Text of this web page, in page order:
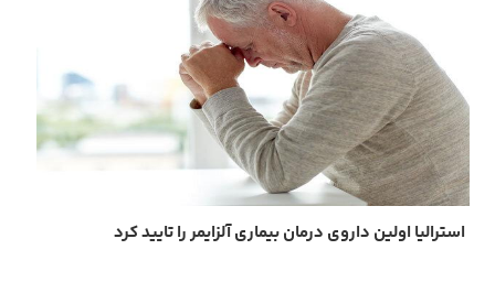
استرالیا اولین داروی درمان بیماری آلزایمر را تایید کرد